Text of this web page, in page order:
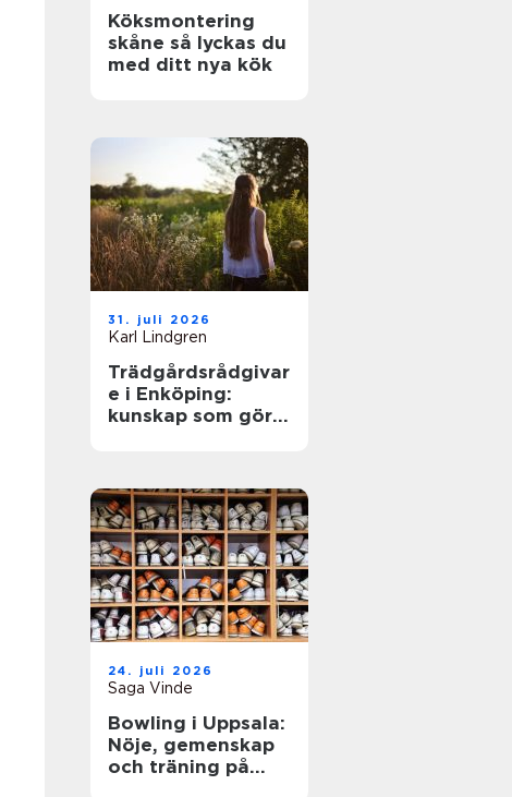
Köksmontering
skåne så lyckas du
med ditt nya kök
31. juli 2026
Karl Lindgren
Trädgårdsrådgivar
e i Enköping:
kunskap som gör
24. juli 2026
Saga Vinde
Bowling i Uppsala:
Nöje, gemenskap
och träning på